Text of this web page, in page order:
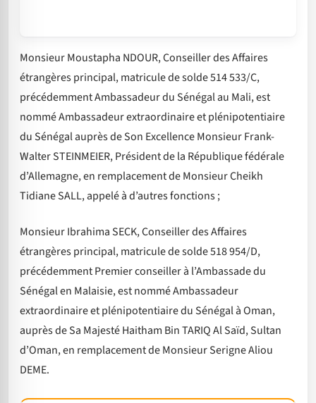
Monsieur Moustapha NDOUR, Conseiller des Affaires
étrangères principal, matricule de solde 514 533/C,
précédemment Ambassadeur du Sénégal au Mali, est
nommé Ambassadeur extraordinaire et plénipotentiaire
du Sénégal auprès de Son Excellence Monsieur Frank-
Walter STEINMEIER, Président de la République fédérale
d’Allemagne, en remplacement de Monsieur Cheikh
Tidiane SALL, appelé à d’autres fonctions ;
Monsieur Ibrahima SECK, Conseiller des Affaires
étrangères principal, matricule de solde 518 954/D,
précédemment Premier conseiller à l’Ambassade du
Sénégal en Malaisie, est nommé Ambassadeur
extraordinaire et plénipotentiaire du Sénégal à Oman,
auprès de Sa Majesté Haitham Bin TARIQ Al Saïd, Sultan
d’Oman, en remplacement de Monsieur Serigne Aliou
DEME.